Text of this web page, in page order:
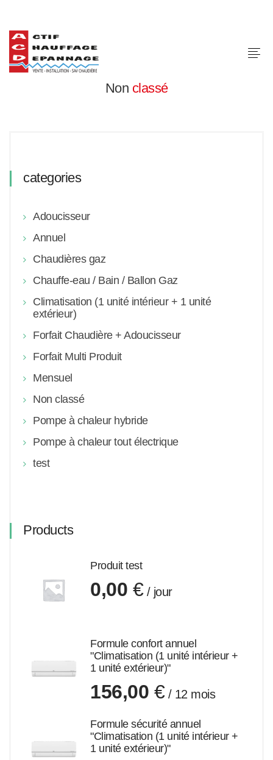
Non classé
categories
Adoucisseur
Annuel
Chaudières gaz
Chauffe-eau / Bain / Ballon Gaz
Climatisation (1 unité intérieur + 1 unité
extérieur)
Forfait Chaudière + Adoucisseur
Forfait Multi Produit
Mensuel
Non classé
Pompe à chaleur hybride
Pompe à chaleur tout électrique
test
Products
Produit test
0,00 €/ jour
Formule confort annuel
"Climatisation (1 unité intérieur +
1 unité extérieur)"
156,00 €/ 12 mois
Formule sécurité annuel
"Climatisation (1 unité intérieur +
1 unité extérieur)"